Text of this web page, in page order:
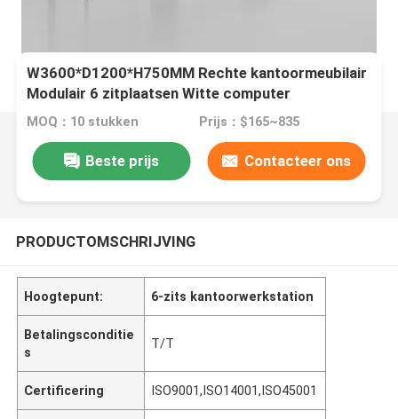
W3600*D1200*H750MM Rechte kantoormeubilair
Modulair 6 zitplaatsen Witte computer
werkstation Tafel bureau
MOQ：10 stukken Prijs：$165~835
Beste prijs Contacteer ons
PRODUCTOMSCHRIJVING
Hoogtepunt: 6-zits kantoorwerkstation
Betalingsconditie
s
T/T
Certificering ISO9001,ISO14001,ISO45001